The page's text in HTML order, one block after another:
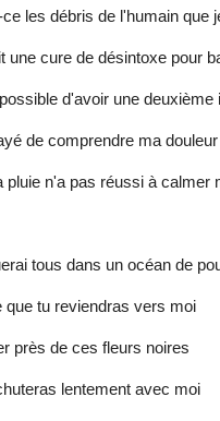
les débris de l'humain que
une cure de désintoxe pour
d'avoir une deuxième
de comprendre ma
pluie n'a pas réussi à calmer
tous dans un océan de
que tu reviendras vers moi
près de ces fleurs noires
lentement avec moi